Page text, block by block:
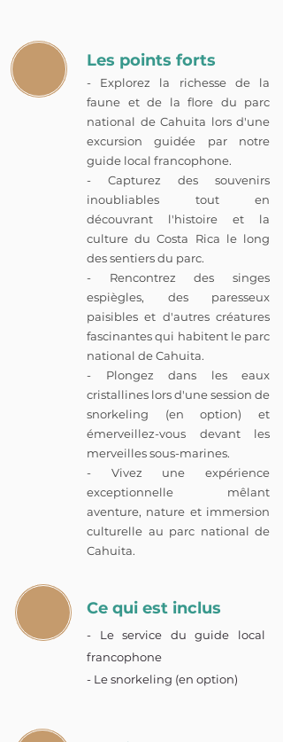
Les points forts
- Explorez la richesse de la
faune et de la flore du parc
national de Cahuita lors d'une
excursion guidée par notre
guide local francophone.
- Capturez des souvenirs
inoubliables tout en
découvrant l'histoire et la
culture du Costa Rica le long
des sentiers du parc.
- Rencontrez des singes
espiègles, des paresseux
paisibles et d'autres créatures
fascinantes qui habitent le parc
national de Cahuita.
- Plongez dans les eaux
cristallines lors d'une session de
snorkeling (en option) et
émerveillez-vous devant les
merveilles sous-marines.
- Vivez une expérience
exceptionnelle mêlant
aventure, nature et immersion
culturelle au parc national de
Cahuita.
Ce qui est inclus
- Le service du guide local
francophone
- Le snorkeling (en option)